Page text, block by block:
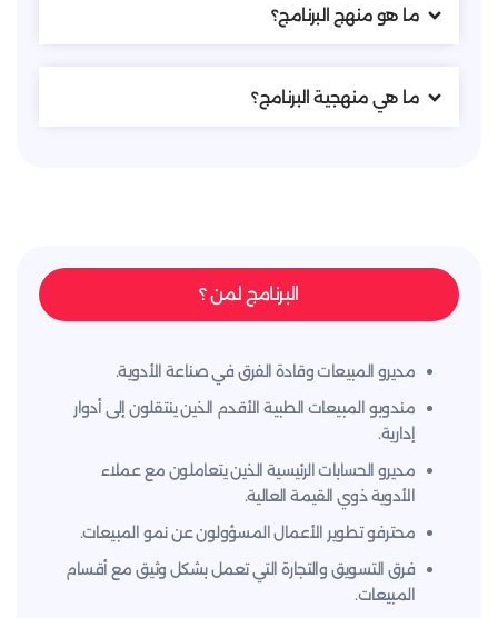
البرنامج لمن ؟
مديرو المبيعات وقادة الفرق في صناعة الأدوية.
مندوبو المبيعات الطبية الأقدم الذين ينتقلون إلى أدوار
إدارية.
مديرو الحسابات الرئيسية الذين يتعاملون مع عملاء
الأدوية ذوي القيمة العالية.
محترفو تطوير الأعمال المسؤولون عن نمو المبيعات.
فرق التسويق والتجارة التي تعمل بشكل وثيق مع أقسام
المبيعات.
ما هو منهج البرنامج؟
ما هي منهجية البرنامج؟